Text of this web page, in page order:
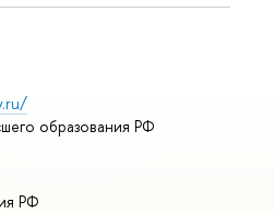
образования РФ
РФ